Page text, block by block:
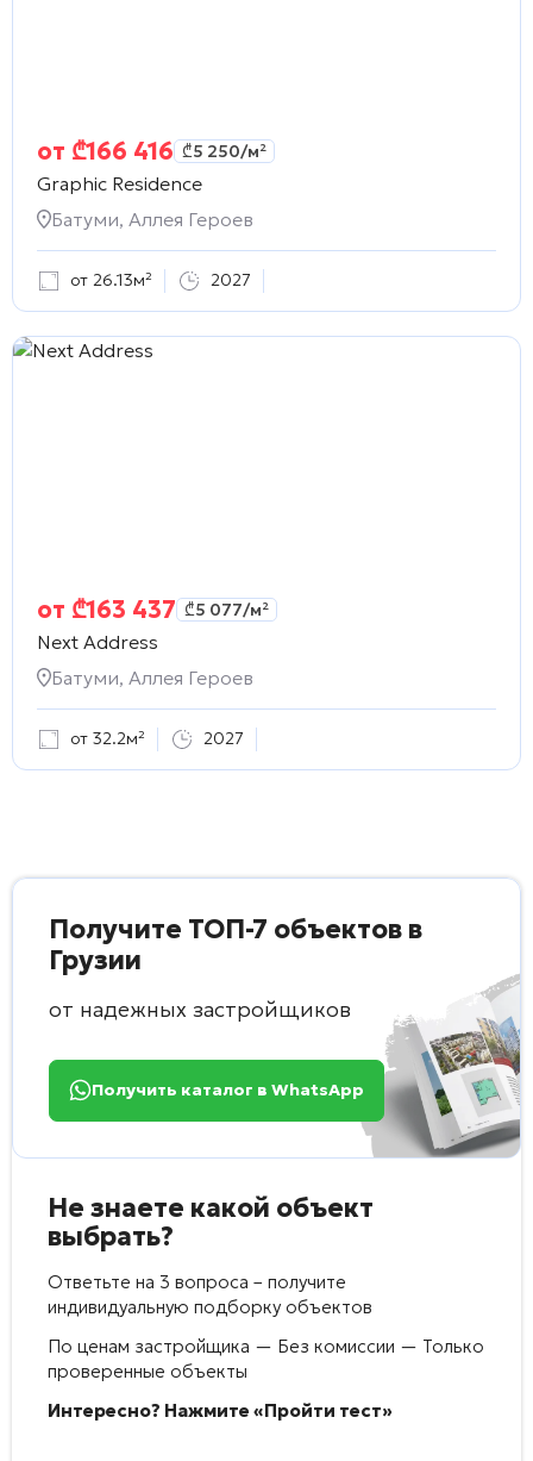
от ₾166 416 ₾5 250/м²
Graphic Residence
Батуми, Аллея Героев
от 26.13м² 2027
от ₾163 437 ₾5 077/м²
Next Address
Батуми, Аллея Героев
от 32.2м² 2027
Получите ТОП-7 объектов в
Грузии
от надежных застройщиков
Получить каталог в WhatsApp
Не знаете какой объект
выбрать?
Ответьте на 3 вопроса – получите
индивидуальную подборку объектов
По ценам застройщика — Без комиссии — Только
проверенные объекты
Интересно? Нажмите «Пройти тест»